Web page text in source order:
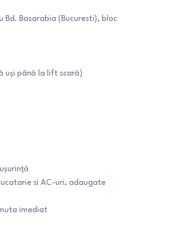
Bd. Basarabia (Bucuresti), bloc
uși până la lift scară)
si AC-uri, adaugate
imediat